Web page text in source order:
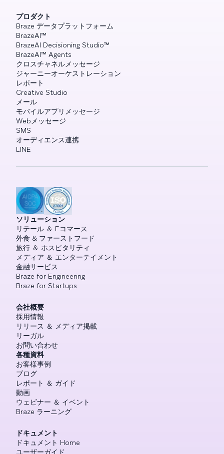
プロダクト
Braze データプラットフォーム
BrazeAI™
BrazeAI Decisioning Studio™
BrazeAI™ Agents
クロスチャネルメッセージ
ジャーニーオーケストレーション
レポート
Creative Studio
メール
モバイルアプリメッセージ
Webメッセージ
SMS
オーディエンス連携
LINE
ソリューション
リテール ＆ Eコマース
外食 & ファーストフード
旅行 ＆ ホスピタリティ
メディア ＆ エンターテイメント
金融サービス
Braze for Engineering
Braze for Startups
会社概要
採用情報
リリース ＆ メディア掲載
リーガル
お問い合わせ
各種資料
お客様事例
ブログ
レポート ＆ ガイド
動画
ウェビナー ＆ イベント
Braze ラーニング
ドキュメント
ドキュメント Home
ユーザーガイド